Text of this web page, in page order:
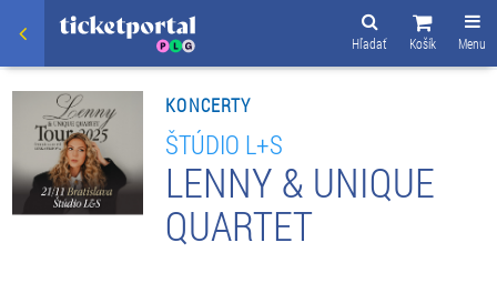
Menu
Košík
Hľadať
KONCERTY
ŠTÚDIO L+S
LENNY & UNIQUE
QUARTET